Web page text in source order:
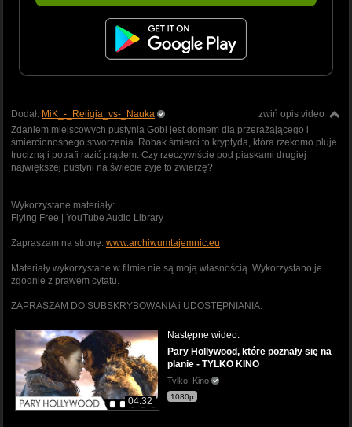
zwiń opis video
Dodał: MiK_-_Religia_vs-_Nauka
Zdaniem miejscowych pustynia Gobi jest domem dla przerażającego i
śmiercionośnego stworzenia. Robak śmierci to kryptyda, która rzekomo pluje
trucizną i potrafi razić prądem. Czy rzeczywiście pod piaskami drugiej
największej pustyni na świecie żyje to zwierzę?
Wykorzystane materiały:
Flying Free | YouTube Audio Library
Zapraszam na stronę: www.archiwumtajemnic.eu
Materiały wykorzystane w filmie nie są moją własnością. Wykorzystano je
zgodnie z prawem cytatu.
ZAPRASZAM DO SUBSKRYBOWANIA i UDOSTĘPNIANIA.
04:32
Następne wideo:
Pary Hollywood, które poznały się na
planie - TYLKO KINO
Tylko_Kino
1080p